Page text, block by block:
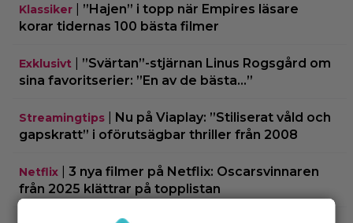
Klassiker
”Hajen” i topp när Empires läsare
korar tidernas 100 bästa filmer
Exklusivt
”Svärtan”-stjärnan Linus Rogsgård om
sina favoritserier: ”En av de bästa…”
Streamingtips
Nu på Viaplay: ”Stiliserat våld och
gapskratt” i oförutsägbar thriller från 2008
Netflix
3 nya filmer på Netflix: Oscarsvinnaren
från 2025 klättrar på topplistan